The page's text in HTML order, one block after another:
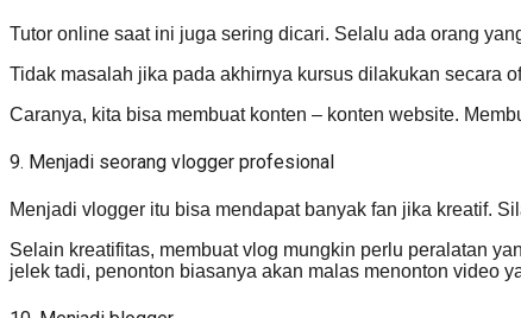
Tutor online saat ini juga sering dicari. Selalu ada orang
Tidak masalah jika pada akhirnya kursus dilakukan secara
Caranya, kita bisa membuat konten – konten website.
9. Menjadi seorang vlogger profesional
Menjadi vlogger itu bisa mendapat banyak fan jika kreatif.
Selain kreatifitas, membuat vlog mungkin perlu peralatan
jelek tadi, penonton biasanya akan malas menonton video